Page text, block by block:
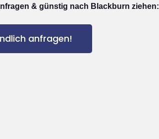
& günstig nach Blackburn ziehen:
anfragen!